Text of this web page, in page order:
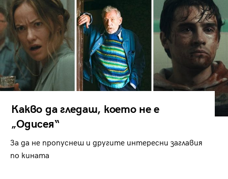
Какво да гледаш, което не е
„Одисея“
За да не пропуснеш и другите интересни заглавия
по кината